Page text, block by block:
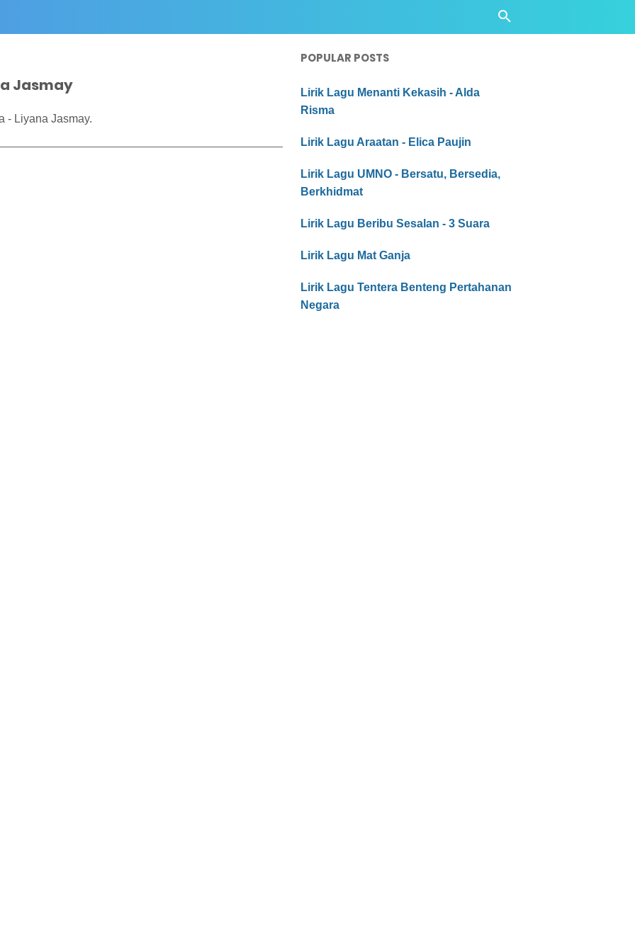
Jasmay
- Liyana Jasmay.
POPULAR POSTS
Lirik Lagu Menanti Kekasih - Alda
Risma
Lirik Lagu Araatan - Elica Paujin
Lirik Lagu UMNO - Bersatu, Bersedia,
Berkhidmat
Lirik Lagu Beribu Sesalan - 3 Suara
Lirik Lagu Mat Ganja
Lirik Lagu Tentera Benteng Pertahanan
Negara